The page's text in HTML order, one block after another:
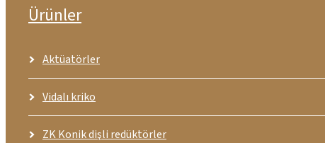
Ürünler
Aktüatörler
Vidalı kriko
ZK Konik dişli redüktörler